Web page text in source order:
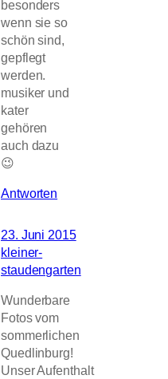
besonders
wenn sie so
schön sind,
gepflegt
werden.
musiker und
kater
gehören
auch dazu
😉
Antworten
23. Juni 2015
kleiner-
staudengarten
Wunderbare
Fotos vom
sommerlichen
Quedlinburg!
Unser Aufenthalt